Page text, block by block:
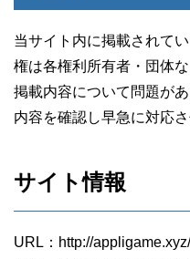
当サイト内に掲載されて
権は各権利所有者・団体な
掲載内容について問題が
内容を確認し早急に対応
サイト情報
URL：http://